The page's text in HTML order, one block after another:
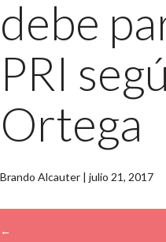
debe
PRI
Ortega
Brando Alcauter | julio 21, 2017
←